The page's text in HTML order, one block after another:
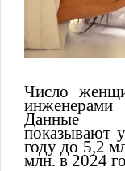
Число
Данные
показывают
году до 5,2
млн. в 2024